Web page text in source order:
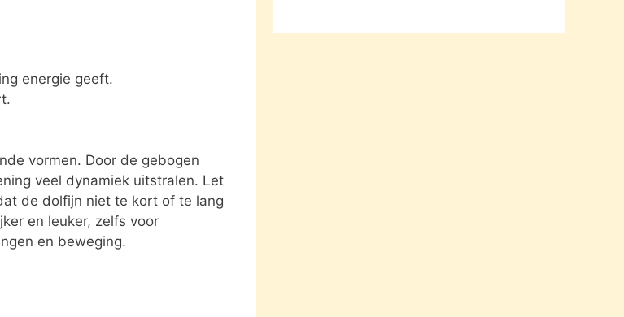
energie geeft.
vormen. Door de gebogen
veel dynamiek uitstralen. Let
de dolfijn niet te kort of te lang
en leuker, zelfs voor
en beweging.